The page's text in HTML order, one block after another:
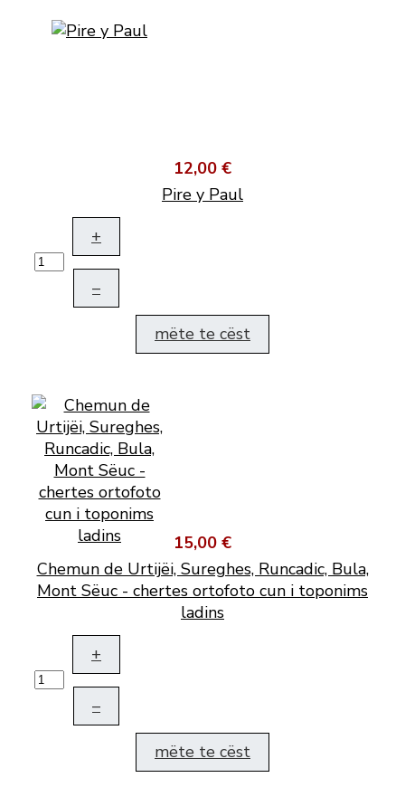
12,00 €
Pire y Paul
+
–
mëte te cëst
15,00 €
Chemun de Urtijëi, Sureghes, Runcadic, Bula,
Mont Sëuc - chertes ortofoto cun i toponims
ladins
+
–
mëte te cëst